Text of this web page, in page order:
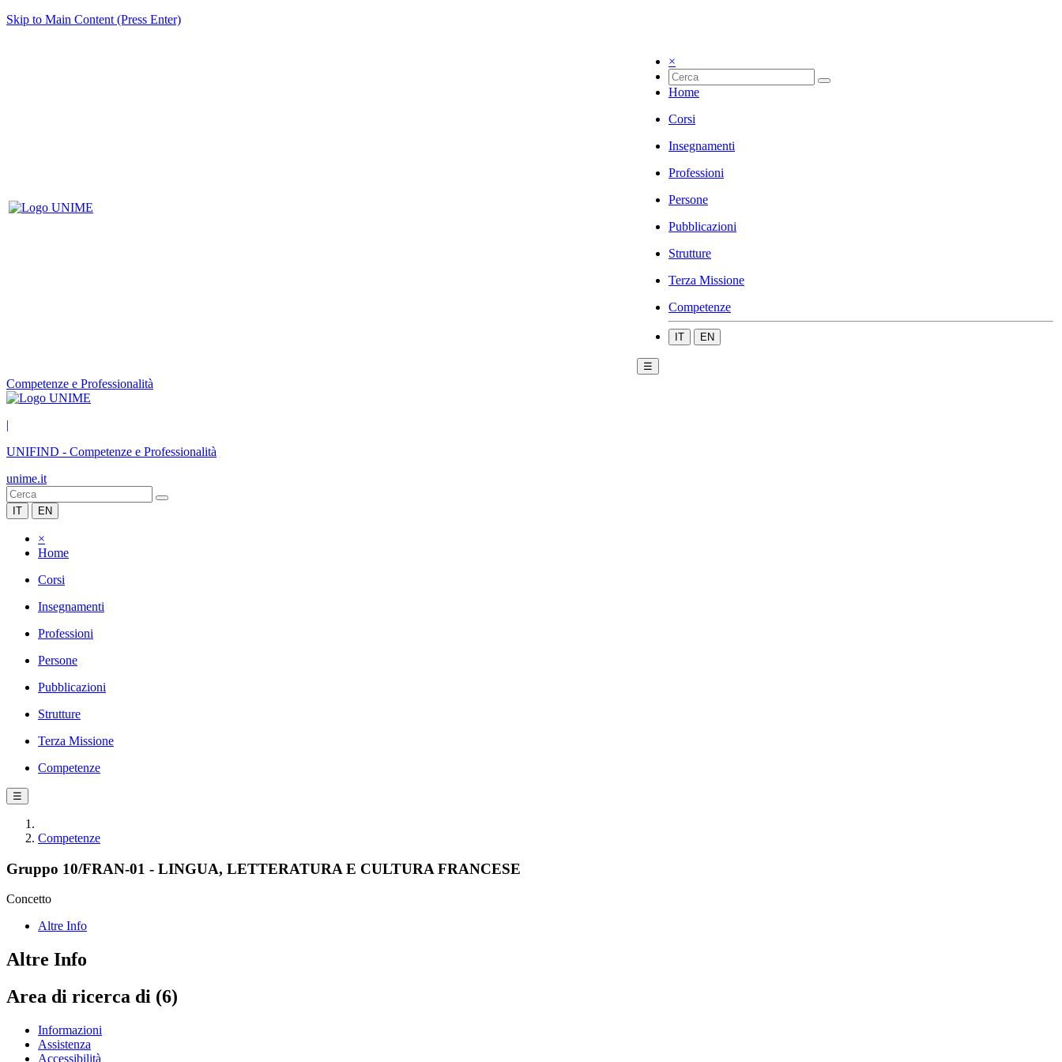
Skip to Main Content (Press Enter)
×
Home
Corsi
Insegnamenti
Professioni
Persone
Pubblicazioni
Strutture
Terza Missione
Competenze
IT EN
☰
Competenze e Professionalità
|
UNIFIND - Competenze e Professionalità
unime.it
IT EN
×
Home
Corsi
Insegnamenti
Professioni
Persone
Pubblicazioni
Strutture
Terza Missione
Competenze
☰
Competenze
Gruppo 10/FRAN-01 - LINGUA, LETTERATURA E CULTURA FRANCESE
Concetto
Altre Info
Altre Info
Area di ricerca di (6)
Informazioni
Assistenza
Accessibilità